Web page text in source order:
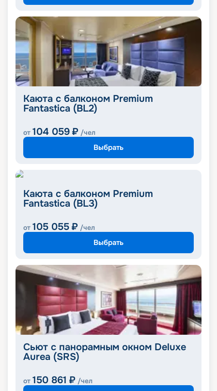
Каюта с балконом Premium
Fantastica (BL2)
от 104 059 ₽ /чел
Выбрать
Каюта с балконом Premium
Fantastica (BL3)
от 105 055 ₽ /чел
Выбрать
Сьют с панорамным окном Deluxe
Aurea (SRS)
от 150 861 ₽ /чел